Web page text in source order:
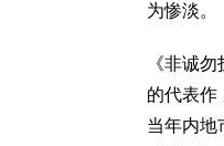
为惨淡。
《非诚
的代表作
当年内地